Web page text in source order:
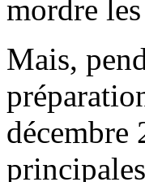
mordre
Mais,
décembre